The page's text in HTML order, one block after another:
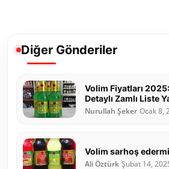
Diğer Gönderiler
Volim Fiyatları
Detaylı Zamlı Liste
Nurullah Şeker Ocak 8,
Volim sarhoş
Ali Öztürk Şubat 14,